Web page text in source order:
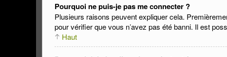
Pourquoi ne puis-je pas me connecter ?
Plusieurs raisons peuvent expliquer cela.
pour vérifier que vous n’avez pas été banni. Il est
Haut